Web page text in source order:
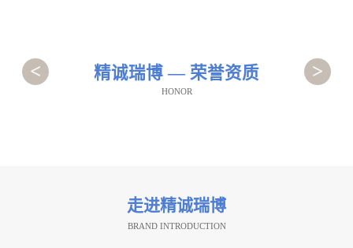
精诚瑞博 — 荣誉资质
HONOR
< >
走进精诚瑞博
BRAND INTRODUCTION